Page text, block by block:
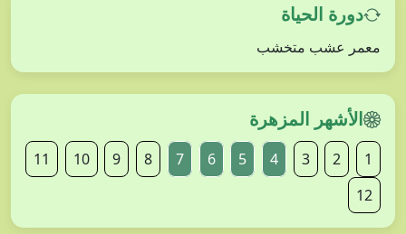
دورة الحياة
معمر عشب متخشب
الأشهر المزهرة
1
2
3
4
5
6
7
8
9
10
11
12